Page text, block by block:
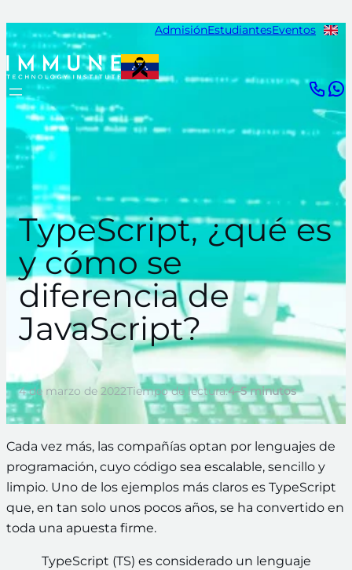
al
contenido
AdmisiónEstudiantesEventos
TypeScript, ¿qué es
y cómo se
diferencia de
JavaScript?
4 de marzo de 2022Tiempo de lectura:4–5 minutos
Cada vez más, las compañías optan por lenguajes de
programación, cuyo código sea escalable, sencillo y
limpio. Uno de los ejemplos más claros es TypeScript
que, en tan solo unos pocos años, se ha convertido en
toda una apuesta firme.
TypeScript (TS) es considerado un lenguaje